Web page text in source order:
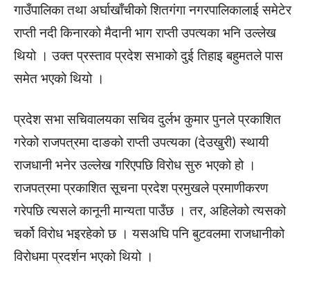
गाउँपालिका तथा अर्घाखाँचीको शितगंगा नगरपालिकालाई समेटेर
राप्ती नदी किनारको मैदानी भाग राप्ती उपत्यका भनि उल्लेख
थियो । उक्त प्रस्ताव प्रदेश सभाको दुई तिहाइ बहुमतले पास
समेत भएको थियो ।
प्रदेश सभा सचिवालयका सचिव दुर्लभ कुमार पुनले प्रकाशित
गरेको राजपत्रमा दाङको राप्ती उपत्यका (देउखुरी) स्थायी
राजधानी भनेर उल्लेख गरिएपछि विरोध सुरु भएको हो ।
राजपत्रमा प्रकाशित सूचना प्रदेश प्रमुखले प्रमाणीकरण
गरेपछि त्यसले कानूनी मान्यता पाउँछ । तर, अहिलेको त्यसको
चर्को विरोध भइरहेको छ । यसअघि पनि बुटवलमा राजधानीको
विरोधमा प्रदर्शन भएको थियो ।